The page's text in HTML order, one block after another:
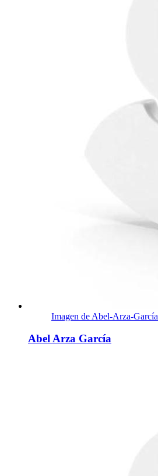
Imagen de Abel-Arza-García
Abel Arza García